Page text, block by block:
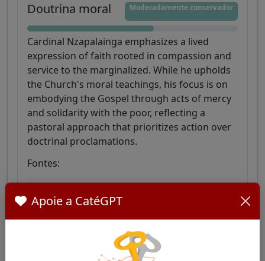
Doutrina moral Moderadamente conservador
Cardinal Nzapalainga emphasizes a lived
expression of faith rooted in compassion and
service to the marginalized. While he upholds
the Church's moral teachings, his focus is on
embodying the Gospel through acts of mercy
and solidarity with the poor, reflecting a
pastoral approach that prioritizes action over
doctrinal proclamations.
Fontes:
Cardinals Report
Apoie a CatéGPT